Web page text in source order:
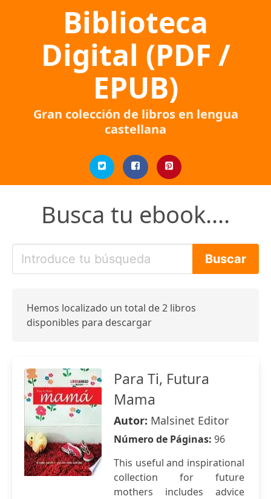
Biblioteca
Digital (PDF /
EPUB)
Gran colección de libros en lengua
castellana
Busca tu ebook....
Hemos localizado un total de 2 libros
disponibles para descargar
Para Ti, Futura
Mama
Autor: Malsinet Editor
Número de Páginas: 96
This useful and inspirational
collection for future
mothers includes advice